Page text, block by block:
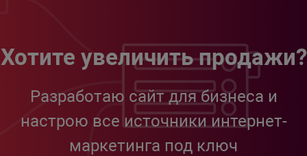
Хотите увеличить продажи?
Разработаю сайт для бизнеса и
настрою все источники интернет-
маркетинга под ключ